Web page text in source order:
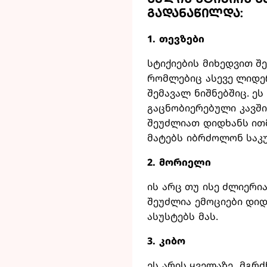
გადანაწილდა:
1. თევზები
სტიქიების მიხედვით
რომლებიც ასევე
შემავალ ნიშნებშიც.
გაცნობიერებული
შეუძლიათ დიდხანს
მატებს იბრძოლონ
2. მორიელი
ის არც თუ ისე
შეუძლია ემოციები
ასუსტებს მას.
3. კიბო